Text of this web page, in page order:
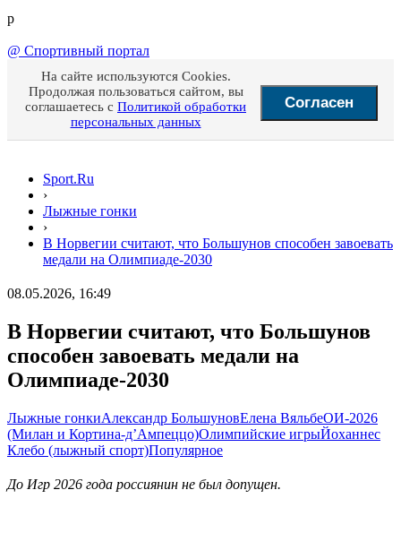
p
@ Спортивный портал
На сайте используются Cookies.
Продолжая пользоваться сайтом, вы
соглашаетесь с Политикой обработки
персональных данных
Согласен
Sport.Ru
›
Лыжные гонки
›
В Норвегии считают, что Большунов способен завоевать
медали на Олимпиаде-2030
08.05.2026, 16:49
В Норвегии считают, что Большунов
способен завоевать медали на
Олимпиаде-2030
Лыжные гонкиАлександр БольшуновЕлена ВяльбеОИ-2026
(Милан и Кортина-д’Ампеццо)Олимпийские игрыЙоханнес
Клебо (лыжный спорт)Популярное
До Игр 2026 года россиянин не был допущен.